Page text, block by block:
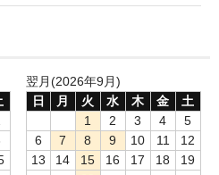
翌月(2026年9月)
日
月 火 水 木 金
土
1
2 3 4
5
6
7 8 9 10 11
12
13
14 15 16 17 18
19